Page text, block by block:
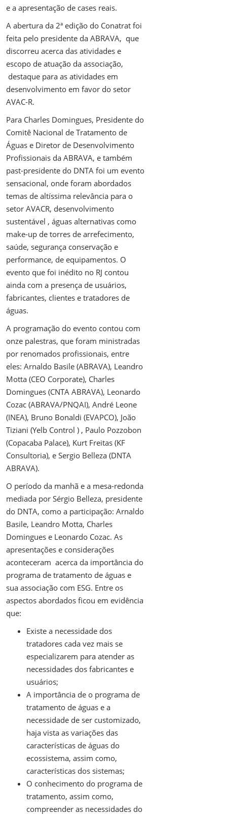
e a apresentação de cases reais.
A abertura da 2ª edição do Conatrat foi
feita pelo presidente da ABRAVA, que
discorreu acerca das atividades e
escopo de atuação da associação,
destaque para as atividades em
desenvolvimento em favor do setor
AVAC-R.
Para Charles Domingues, Presidente do
Comitê Nacional de Tratamento de
Águas e Diretor de Desenvolvimento
Profissionais da ABRAVA, e também
past-presidente do DNTA foi um evento
sensacional, onde foram abordados
temas de altíssima relevância para o
setor AVACR, desenvolvimento
sustentável , águas alternativas como
make-up de torres de arrefecimento,
saúde, segurança conservação e
performance, de equipamentos. O
evento que foi inédito no RJ contou
ainda com a presença de usuários,
fabricantes, clientes e tratadores de
águas.
A programação do evento contou com
onze palestras, que foram ministradas
por renomados profissionais, entre
eles: Arnaldo Basile (ABRAVA), Leandro
Motta (CEO Corporate), Charles
Domingues (CNTA ABRAVA), Leonardo
Cozac (ABRAVA/PNQAI), André Leone
(INEA), Bruno Bonaldi (EVAPCO), João
Tiziani (Yelb Control ) , Paulo Pozzobon
(Copacaba Palace), Kurt Freitas (KF
Consultoria), e Sergio Belleza (DNTA
ABRAVA).
O período da manhã e a mesa-redonda
mediada por Sérgio Belleza, presidente
do DNTA, como a participação: Arnaldo
Basile, Leandro Motta, Charles
Domingues e Leonardo Cozac. As
apresentações e considerações
aconteceram acerca da importância do
programa de tratamento de águas e
sua associação com ESG. Entre os
aspectos abordados ficou em evidência
que:
Existe a necessidade dos
tratadores cada vez mais se
especializarem para atender as
necessidades dos fabricantes e
usuários;
A importância de o programa de
tratamento de águas e a
necessidade de ser customizado,
haja vista as variações das
características de águas do
ecossistema, assim como,
características dos sistemas;
O conhecimento do programa de
tratamento, assim como,
compreender as necessidades do